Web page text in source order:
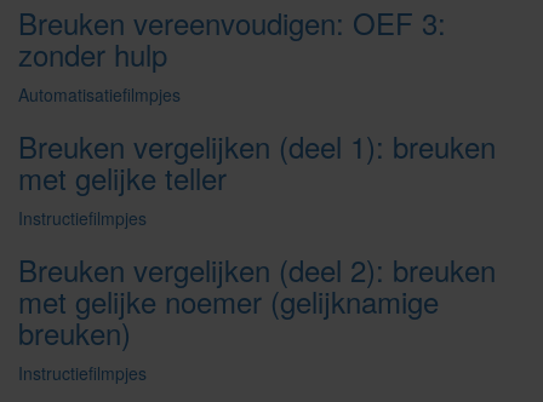
Breuken vereenvoudigen: OEF 3:
zonder hulp
Automatisatiefilmpjes
Breuken vergelijken (deel 1): breuken
met gelijke teller
Instructiefilmpjes
Breuken vergelijken (deel 2): breuken
met gelijke noemer (gelijknamige
breuken)
Instructiefilmpjes